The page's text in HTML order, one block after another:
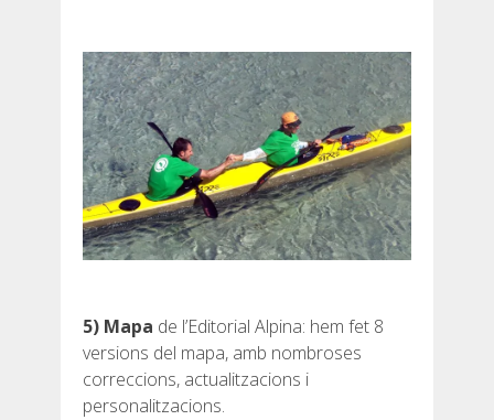
COMPROMÍS AMBIENTAL
PROJECTE DE CONSERVACIÓ
0º PLÀSTIC
ESTUDI SOBRE ELS PLÀSTICS AL CAMÍ DE CAVALLS
RECUPERACIÓ DE TORRENTS
5) Mapa de l’Editorial Alpina: hem fet 8
versions del mapa, amb nombroses
correccions, actualitzacions i
personalitzacions.